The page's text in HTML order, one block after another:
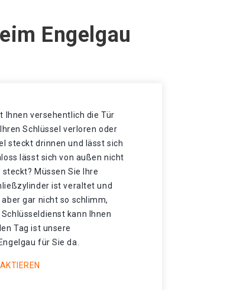
Engelgau
Ihnen versehentlich die Tür
Schlüssel verloren oder
steckt drinnen und lässt sich
lässt sich von außen nicht
Müssen Sie Ihre
ist veraltet und
gar nicht so schlimm,
kann Ihnen
Tag ist unsere
für Sie da.